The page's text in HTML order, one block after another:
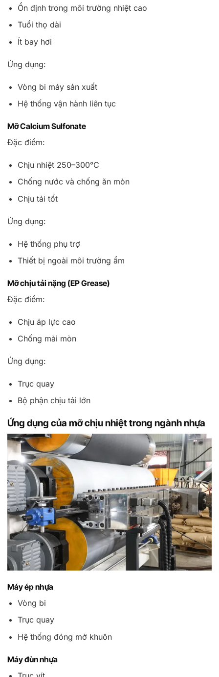
Ổn định trong môi trường nhiệt cao
Tuổi thọ dài
Ít bay hơi
Ứng dụng:
Vòng bi máy sản xuất
Hệ thống vận hành liên tục
Mỡ Calcium Sulfonate
Đặc điểm:
Chịu nhiệt 250–300°C
Chống nước và chống ăn mòn
Chịu tải tốt
Ứng dụng:
Hệ thống phụ trợ
Thiết bị ngoài môi trường ẩm
Mỡ chịu tải nặng (EP Grease)
Đặc điểm:
Chịu áp lực cao
Chống mài mòn
Ứng dụng:
Trục quay
Bộ phận chịu tải lớn
Ứng dụng của mỡ chịu nhiệt trong ngành nhựa
Máy ép nhựa
Vòng bi
Trục quay
Hệ thống đóng mở khuôn
Máy đùn nhựa